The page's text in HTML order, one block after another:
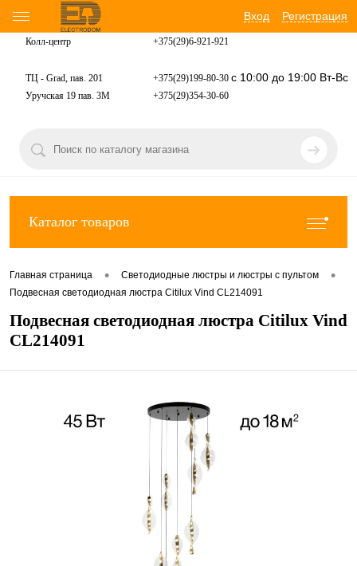
Вход Регистрация
Колл-центр +375(29)6-921-921
ТЦ - Grad, пав. 201 +375(29)199-80-30 с 10:00 до 19:00 Вт-Вс
Уручская 19 пав. 3М +375(29)354-30-60
Каталог товаров
Главная страница • Светодиодные люстры и люстры с пультом •
Подвесная светодиодная люстра Citilux Vind CL214091
Подвесная светодиодная люстра Citilux Vind
CL214091